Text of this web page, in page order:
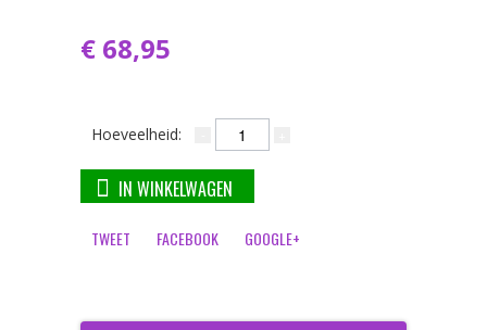
€ 68,95
Hoeveelheid:
IN WINKELWAGEN
TWEET FACEBOOK GOOGLE+